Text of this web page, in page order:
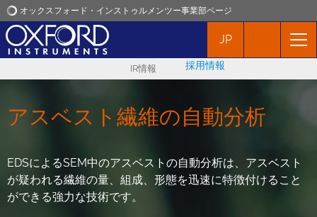
オックスフォード・インストゥルメンツー事業部ページ
オックスフォード・インストゥルメンツ
アプリケーション
プロダクト
ニュース
JP
IR情報 採用情報
アスベスト繊維の自動分析
EDSによるSEM中のアスベストの自動分析は、アスベスト
が疑われる繊維の量、組成、形態を迅速に特徴付けること
ができる強力な技術です。